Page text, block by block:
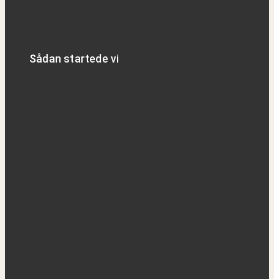
Sådan startede vi